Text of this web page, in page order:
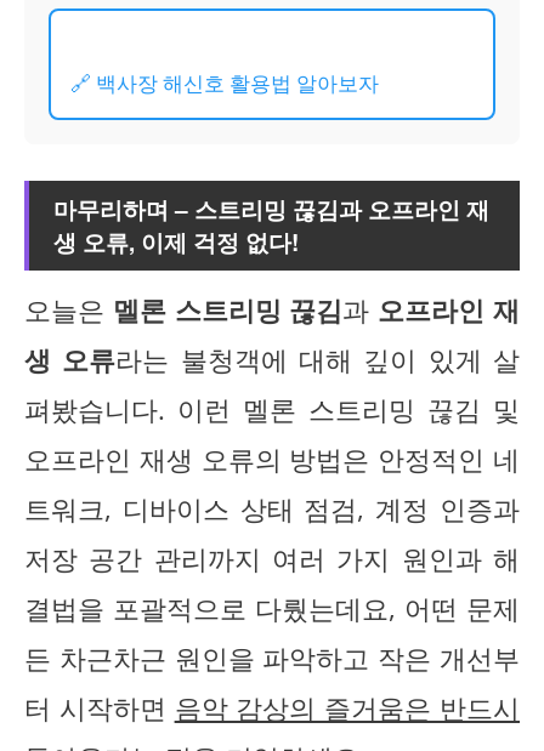
🔗 백사장 해신호 활용법 알아보자
마무리하며 – 스트리밍 끊김과 오프라인 재
생 오류, 이제 걱정 없다!
오늘은 멜론 스트리밍 끊김과 오프라인 재
생 오류라는 불청객에 대해 깊이 있게 살
펴봤습니다. 이런 멜론 스트리밍 끊김 및
오프라인 재생 오류의 방법은 안정적인 네
트워크, 디바이스 상태 점검, 계정 인증과
저장 공간 관리까지 여러 가지 원인과 해
결법을 포괄적으로 다뤘는데요, 어떤 문제
든 차근차근 원인을 파악하고 작은 개선부
터 시작하면 음악 감상의 즐거움은 반드시